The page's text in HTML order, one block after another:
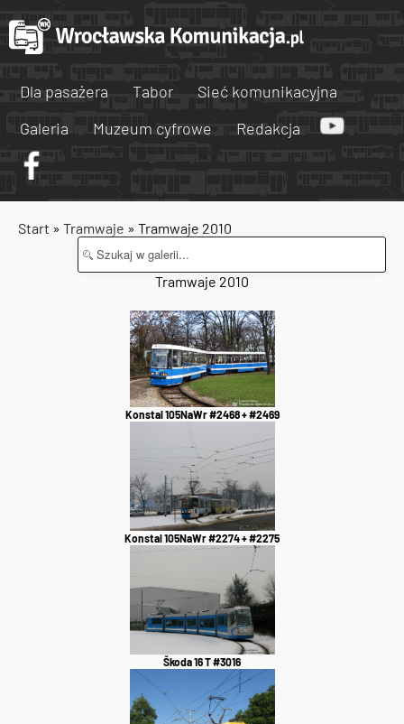
Dla pasażera Tabor
Sieć komunikacyjna
Galeria
Muzeum cyfrowe Redakcja
Start » Tramwaje » Tramwaje 2010
Tramwaje 2010
Konstal 105NaWr #2468 + #2469
Konstal 105NaWr #2274 + #2275
Škoda 16 T #3016